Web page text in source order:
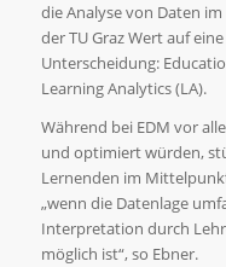
die Analyse von Daten
der TU Graz Wert auf
Unterscheidung:
Learning Analytics (LA).
Während bei EDM vor
und optimiert würden,
Lernenden im
„wenn die Datenlage
Interpretation durch
möglich ist“, so Ebner.